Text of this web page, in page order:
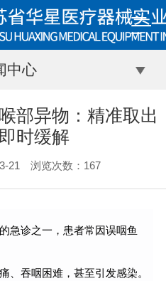
中心
部异物：精准取出
时缓解
21 浏览次数：167
急诊之一，患者常因误咽鱼
、吞咽困难，甚至引发感染。